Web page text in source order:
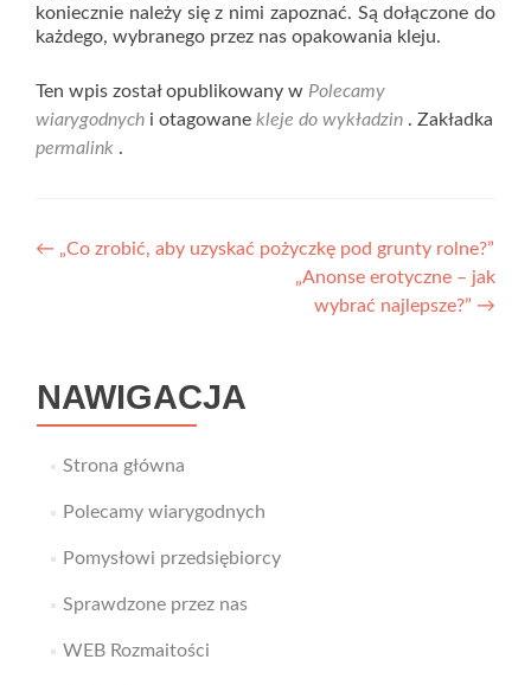
koniecznie należy się z nimi zapoznać. Są dołączone do
każdego, wybranego przez nas opakowania kleju.
Ten wpis został opublikowany w Polecamy
wiarygodnych i otagowane kleje do wykładzin . Zakładka
permalink .
Nawigacja
← „Co zrobić, aby uzyskać pożyczkę pod grunty rolne?”
„Anonse erotyczne – jak
wybrać najlepsze?” →
NAWIGACJA
Strona główna
Polecamy wiarygodnych
Pomysłowi przedsiębiorcy
Sprawdzone przez nas
WEB Rozmaitości